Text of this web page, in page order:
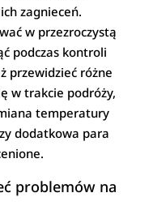
zagnieceń.
w przezroczystą
podczas kontroli
przewidzieć różne
w trakcie podróży,
temperatury
dodatkowa para
problemów na